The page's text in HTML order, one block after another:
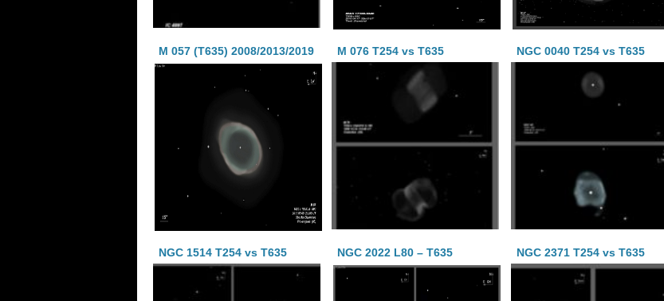
M 057 (T635) 2008/2013/2019 M 076 T254 vs T635 NGC 0040 T254 vs T635
NGC 1514 T254 vs T635 NGC 2022 L80 – T635 NGC 2371 T254 vs T635